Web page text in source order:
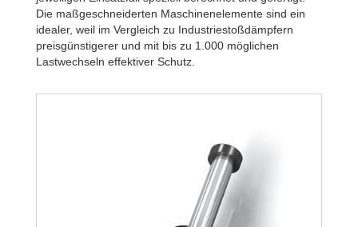
Die maßgeschneiderten Maschinenelemente sind ein
idealer, weil im Vergleich zu Industriestoßdämpfern
preisgünstigerer und mit bis zu 1.000 möglichen
Lastwechseln effektiver Schutz.